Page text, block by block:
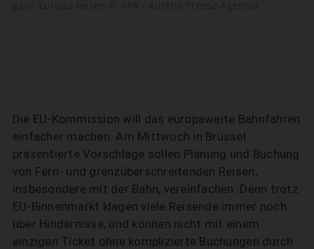
Die EU-Kommission will das europaweite Bahnfahren
einfacher machen: Am Mittwoch in Brüssel
präsentierte Vorschläge sollen Planung und Buchung
von Fern- und grenzüberschreitenden Reisen,
insbesondere mit der Bahn, vereinfachen. Denn trotz
EU-Binnenmarkt klagen viele Reisende immer noch
über Hindernisse, und können nicht mit einem
einzigen Ticket ohne komplizierte Buchungen durch